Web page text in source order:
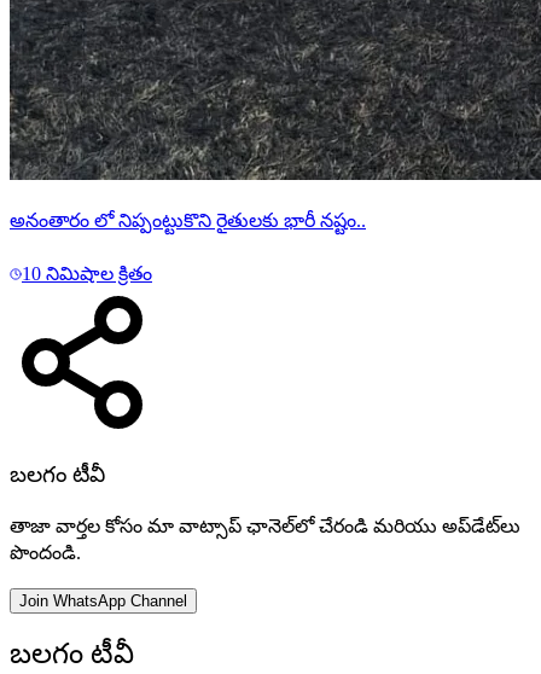
అనంతారం లో నిప్పంట్టుకొని రైతులకు భారీ నష్టం..
10 నిమిషాల క్రితం
బలగం టీవీ
తాజా వార్తల కోసం మా వాట్సాప్ ఛానెల్‌లో చేరండి మరియు అప్‌డేట్‌లు
పొందండి.
Join WhatsApp Channel
బలగం టీవీ